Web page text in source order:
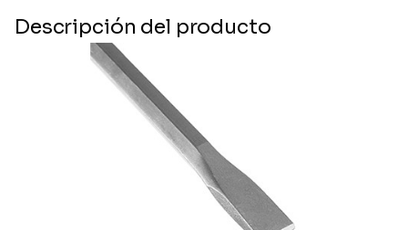
Descripción del producto